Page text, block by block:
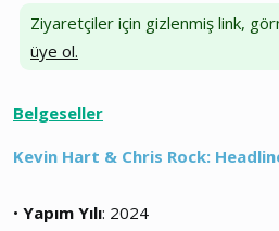
Ziyaretçiler için gizlenmiş link,
üye ol.
Belgeseller
Kevin Hart & Chris Rock:
• Yapım Yılı: 2024